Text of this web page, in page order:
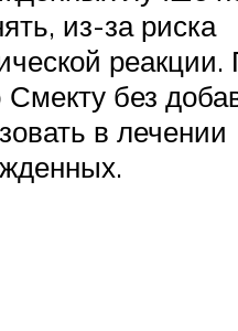
из-за риска
реакции.
Смекту без
в лечении